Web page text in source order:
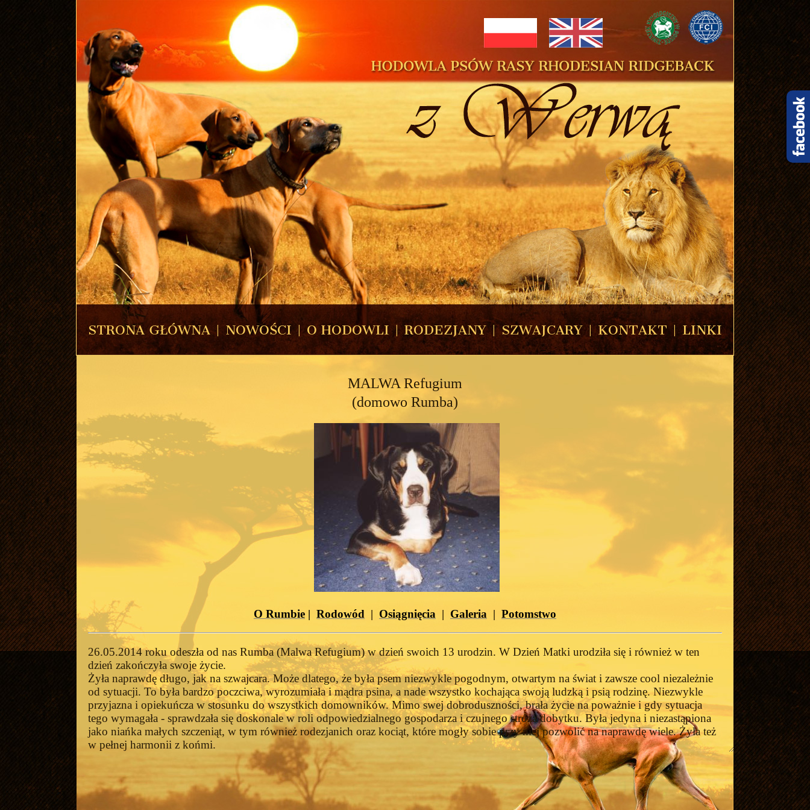
STRONA GŁÓWNA | NOWOŚCI | O HODOWLI | RODEZJANY | SZWAJCARY | KONTAKT | LINKI
MALWA Refugium
(domowo Rumba)
O Rumbie | Rodowód | Osiągnięcia | Galeria | Potomstwo
26.05.2014 roku odeszła od nas Rumba (Malwa Refugium) w dzień swoich 13 urodzin. W Dzień Matki urodziła się i również w ten
dzień zakończyła swoje życie.
Żyła naprawdę długo, jak na szwajcara. Może dlatego, że była psem niezwykle pogodnym, otwartym na świat i zawsze cool niezależnie
od sytuacji. To była bardzo poczciwa, wyrozumiała i mądra psina, a nade wszystko kochająca swoją ludzką i psią rodzinę. Niezwykle
przyjazna i opiekuńcza w stosunku do wszystkich domowników. Mimo swej dobroduszności, brała życie na poważnie i gdy sytuacja
tego wymagała - sprawdzała się doskonale w roli odpowiedzialnego gospodarza i czujnego stróża dobytku. Była jedyna i niezastąpiona
jako niańka małych szczeniąt, w tym również rodezjanich oraz kociąt, które mogły sobie przy niej pozwolić na naprawdę wiele. Żyła też
w pełnej harmonii z końmi.
Była psem wyjątkowym, o nienagannej, stabilnej psychice, a także pięknym, wzorcowym eksterierze. Dzięki temu sprawdzała się nie
tylko jako wspaniały, godny zaufania przyjaciel, miły domownik, dzielny stróż i obrońca, ale także jako wyjątkowy pies wystawowy,
zdobywając liczne laury na wielu europejskich ringach, w tym takie znaczące i prestiżowe tytuły jak Młodzieżowy Zwycięzca Świata, czy
Zwycięzca Klubu Ras Szwajcarskich… oraz wiele, wiele innych.